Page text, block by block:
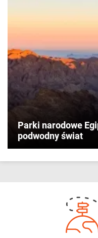
Parki narodowe
podwodny świat